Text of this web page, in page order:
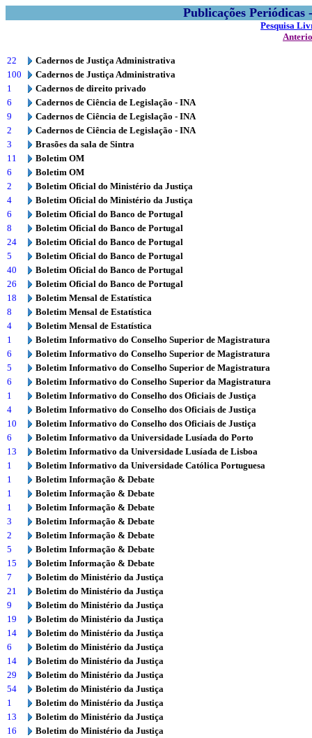
Publicações
Pesquisa
22
Cadernos de Justiça Administrativa
100
Cadernos de Justiça Administrativa
1
Cadernos de direito privado
6
Cadernos de Ciência de Legislação - INA
9
Cadernos de Ciência de Legislação - INA
2
Cadernos de Ciência de Legislação - INA
3
Brasões da sala de Sintra
11
Boletim OM
6
Boletim OM
2
Boletim Oficial do Ministério da Justiça
4
Boletim Oficial do Ministério da Justiça
6
Boletim Oficial do Banco de Portugal
8
Boletim Oficial do Banco de Portugal
24
Boletim Oficial do Banco de Portugal
5
Boletim Oficial do Banco de Portugal
40
Boletim Oficial do Banco de Portugal
26
Boletim Oficial do Banco de Portugal
18
Boletim Mensal de Estatística
8
Boletim Mensal de Estatística
4
Boletim Mensal de Estatística
1
Boletim Informativo do Conselho Superior de Magistratura
6
Boletim Informativo do Conselho Superior de Magistratura
5
Boletim Informativo do Conselho Superior de Magistratura
6
Boletim Informativo do Conselho Superior da Magistratura
1
Boletim Informativo do Conselho dos Oficiais de Justiça
4
Boletim Informativo do Conselho dos Oficiais de Justiça
10
Boletim Informativo do Conselho dos Oficiais de Justiça
6
Boletim Informativo da Universidade Lusíada do Porto
13
Boletim Informativo da Universidade Lusíada de Lisboa
1
Boletim Informativo da Universidade Católica Portuguesa
1
Boletim Informação & Debate
1
Boletim Informação & Debate
1
Boletim Informação & Debate
3
Boletim Informação & Debate
2
Boletim Informação & Debate
5
Boletim Informação & Debate
15
Boletim Informação & Debate
7
Boletim do Ministério da Justiça
21
Boletim do Ministério da Justiça
9
Boletim do Ministério da Justiça
19
Boletim do Ministério da Justiça
14
Boletim do Ministério da Justiça
6
Boletim do Ministério da Justiça
14
Boletim do Ministério da Justiça
29
Boletim do Ministério da Justiça
54
Boletim do Ministério da Justiça
1
Boletim do Ministério da Justiça
13
Boletim do Ministério da Justiça
16
Boletim do Ministério da Justiça